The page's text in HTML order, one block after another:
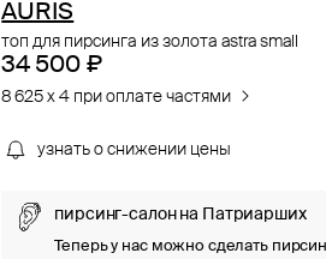
AURIS
топ для пирсинга из золота astra small
34 500 ₽
8 625 x 4 при оплате частями
узнать о снижении цены
пирсинг-салон на Патриарших
Теперь у нас можно сделать